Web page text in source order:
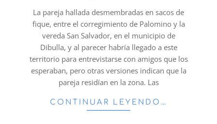
24La pareja hallada desmembradas en sacos de
fique, entre el corregimiento de Palomino y la
vereda San Salvador, en el municipio de
Dibulla, y al parecer habría llegado a este
territorio para entrevistarse con amigos que los
esperaban, pero otras versiones indican que la
pareja residían en la zona. Las
CONTINUAR LEYENDO…